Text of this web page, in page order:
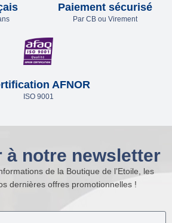
Paiement sécurisé
Par CB ou Virement
AFNOR
ISO 9001
à notre newsletter
de la Boutique de l’Etoile, les
dernières offres promotionnelles !